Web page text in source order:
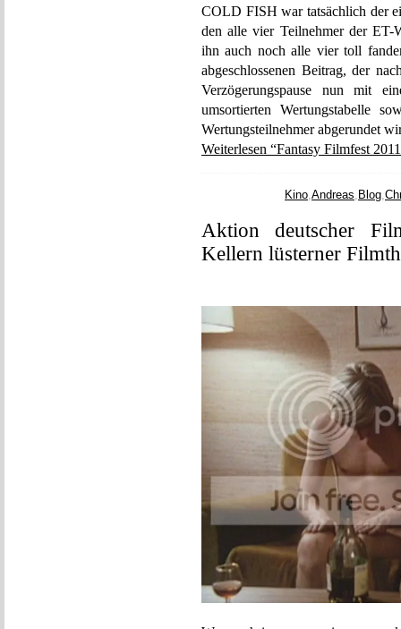
COLD FISH war tatsächlich der
den alle vier Teilnehmer der ET-
ihn auch noch alle vier toll
abgeschlossenen Beitrag, der
Verzögerungspause nun mit
umsortierten Wertungstabelle
Wertungsteilnehmer abgerundet
Weiterlesen “Fantasy Filmfest
Kino,Andreas, Blog,
Aktion deutscher
Kellern lüsterner